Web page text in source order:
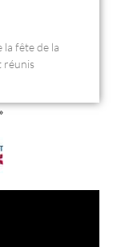
la fête de la
réunis